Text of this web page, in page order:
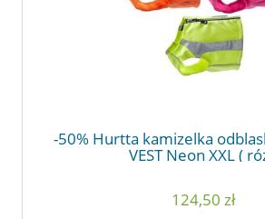
-50% Hurtta kamizelka
VEST Neon XXL (
124,50 zł